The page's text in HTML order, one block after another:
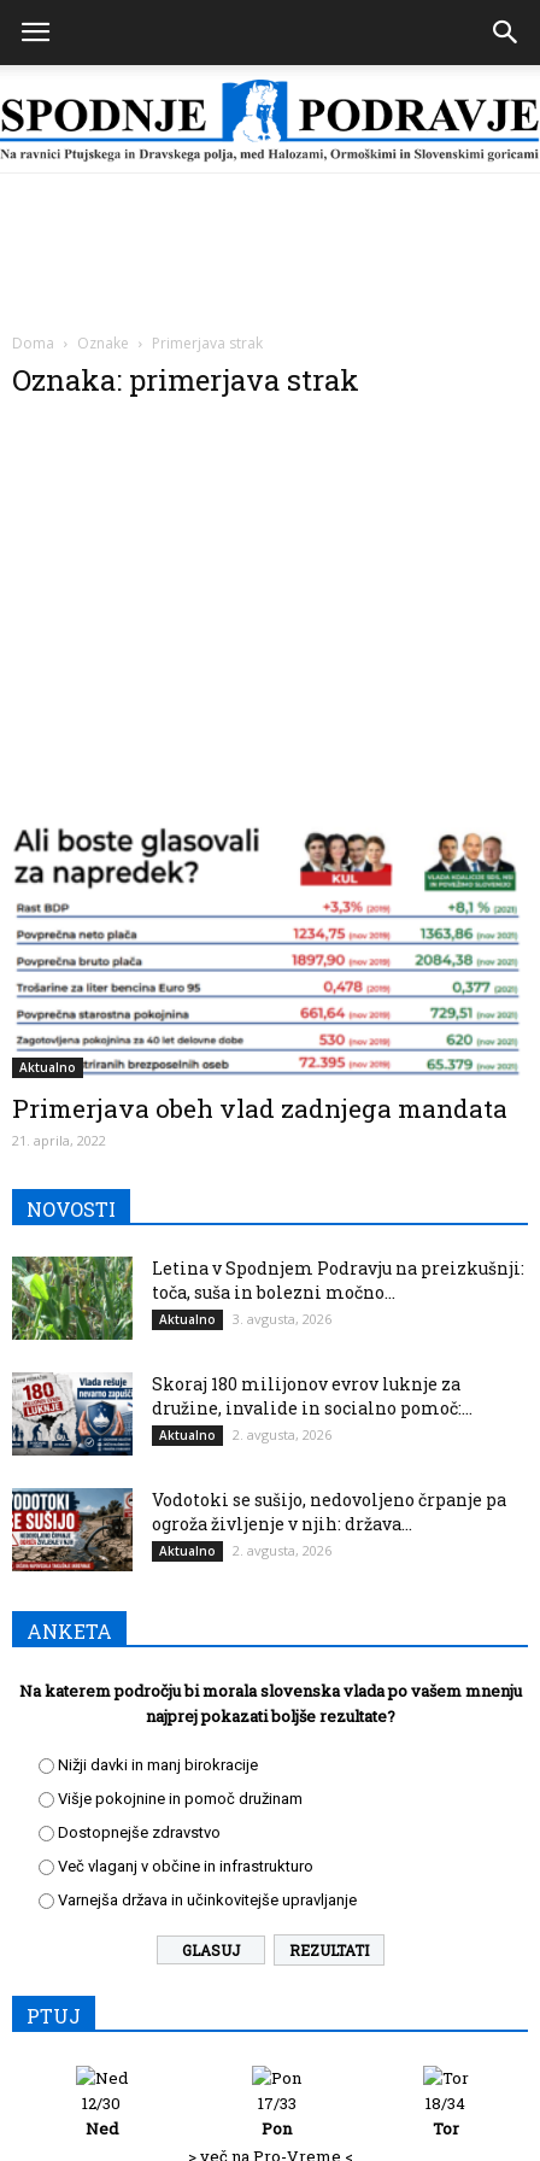
Doma Oznake Primerjava strak
Oznaka: primerjava strak
Aktualno
Primerjava obeh vlad zadnjega mandata
21. aprila, 2022
NOVOSTI
Letina v Spodnjem Podravju na preizkušnji:
toča, suša in bolezni močno...
Aktualno 3. avgusta, 2026
Skoraj 180 milijonov evrov luknje za
družine, invalide in socialno pomoč:...
Aktualno 2. avgusta, 2026
Vodotoki se sušijo, nedovoljeno črpanje pa
ogroža življenje v njih: država...
Aktualno 2. avgusta, 2026
ANKETA
Na katerem področju bi morala slovenska vlada po vašem mnenju
najprej pokazati boljše rezultate?
Nižji davki in manj birokracije
Višje pokojnine in pomoč družinam
Dostopnejše zdravstvo
Več vlaganj v občine in infrastrukturo
Varnejša država in učinkovitejše upravljanje
REZULTATI
PTUJ
12/30
Ned
17/33
Pon
18/34
Tor
> več na Pro-Vreme <